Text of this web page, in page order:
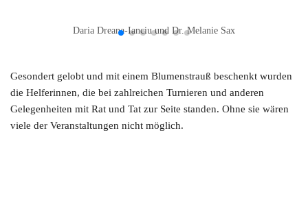
Daria Dreana-Ianciu und Dr. Melanie Sax
Gesondert gelobt und mit einem Blumenstrauß beschenkt wurden
die Helferinnen, die bei zahlreichen Turnieren und anderen
Gelegenheiten mit Rat und Tat zur Seite standen. Ohne sie wären
viele der Veranstaltungen nicht möglich.